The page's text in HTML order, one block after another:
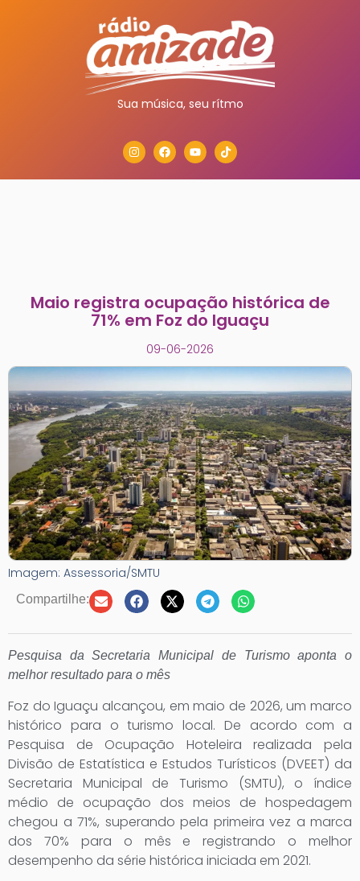
Sua música, seu rítmo
Maio registra ocupação histórica de
71% em Foz do Iguaçu
09-06-2026
Imagem: Assessoria/SMTU
Compartilhe:
Pesquisa da Secretaria Municipal de Turismo aponta o
melhor resultado para o mês
Foz do Iguaçu alcançou, em maio de 2026, um marco
histórico para o turismo local. De acordo com a
Pesquisa de Ocupação Hoteleira realizada pela
Divisão de Estatística e Estudos Turísticos (DVEET) da
Secretaria Municipal de Turismo (SMTU), o índice
médio de ocupação dos meios de hospedagem
chegou a 71%, superando pela primeira vez a marca
dos 70% para o mês e registrando o melhor
desempenho da série histórica iniciada em 2021.